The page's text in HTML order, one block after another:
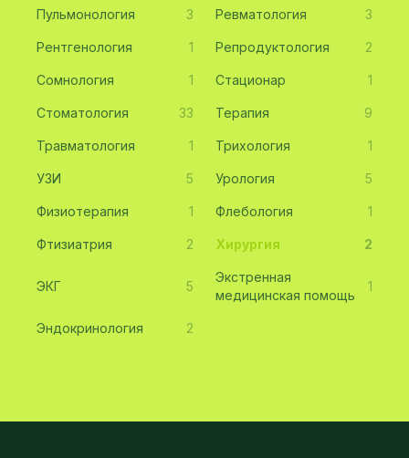
Пульмонология 3 Ревматология 3
Рентгенология 1 Репродуктология 2
Сомнология 1 Стационар 1
Стоматология 33 Терапия 9
Травматология 1 Трихология 1
УЗИ 5 Урология 5
Физиотерапия 1 Флебология 1
Фтизиатрия 2 Хирургия 2
ЭКГ 5
Экстренная
медицинская помощь
1
Эндокринология 2